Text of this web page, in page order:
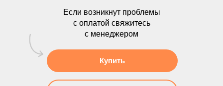
Если возникнут проблемы
с оплатой свяжитесь
с менеджером
Купить